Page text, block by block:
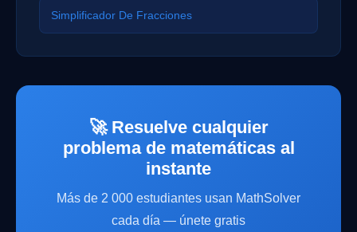
Simplificador De Fracciones
🚀 Resuelve cualquier
problema de matemáticas al
instante
Más de 2 000 estudiantes usan MathSolver
cada día — únete gratis